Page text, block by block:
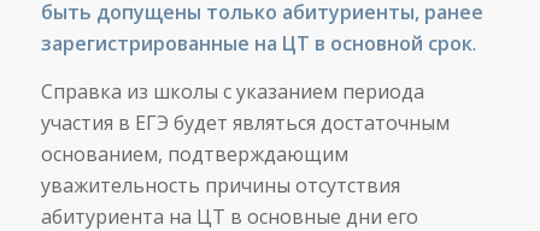
быть допущены только абитуриенты, ранее
зарегистрированные на ЦТ в основной срок.
Справка из школы с указанием периода
участия в ЕГЭ будет являться достаточным
основанием, подтверждающим
уважительность причины отсутствия
абитуриента на ЦТ в основные дни его